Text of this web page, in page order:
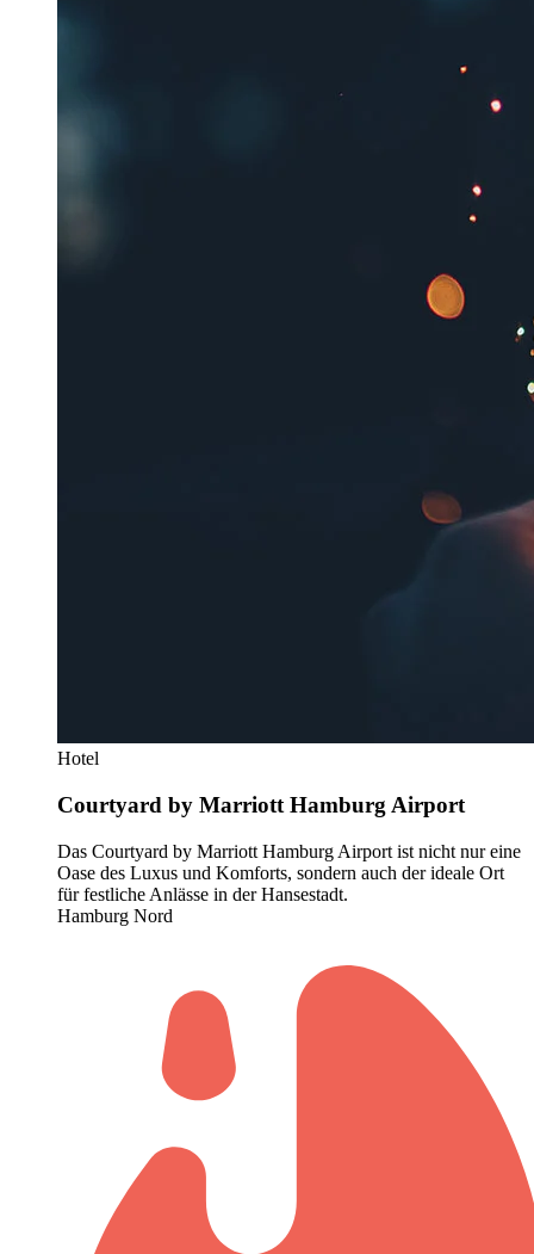
Hotel
Courtyard by Marriott Hamburg Airport
Das Courtyard by Marriott Hamburg Airport ist nicht nur eine
Oase des Luxus und Komforts, sondern auch der ideale Ort
für festliche Anlässe in der Hansestadt.
Hamburg Nord